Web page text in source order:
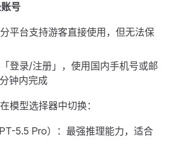
号
平台支持游客直接使用，但无法保
登录/注册」，使用国内手机号或邮
钟内完成
在模型选择器中切换：
5.5 Pro）：最强推理能力，适合